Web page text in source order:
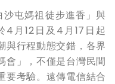
屯媽祖徒步進香」與
4月12日及4月17日起
與行程動態交錯，各界
會」，不僅是台灣民間
要考驗。遠傳電信結合